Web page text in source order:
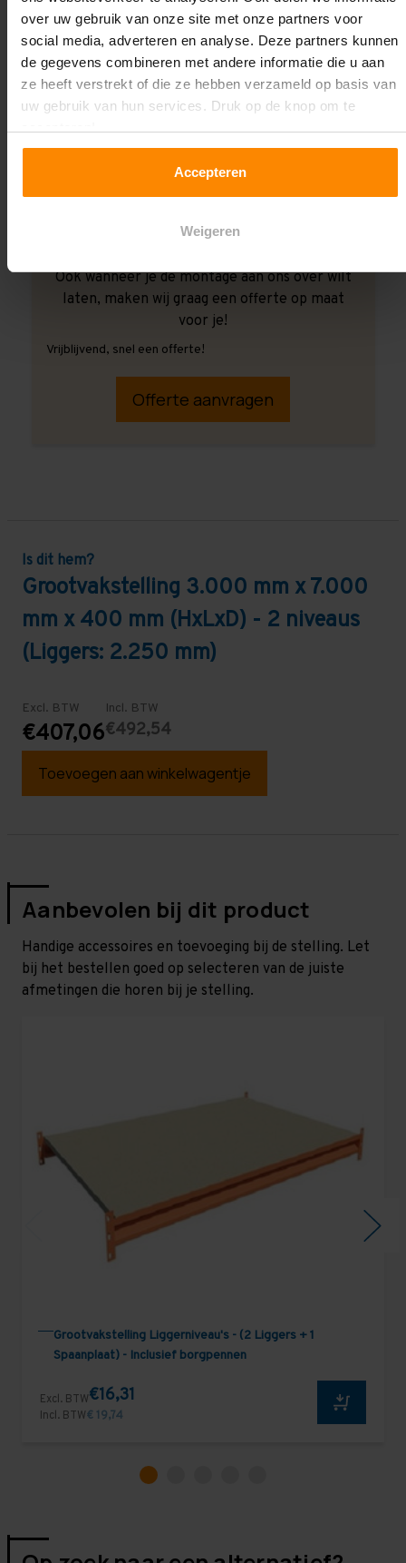
over uw gebruik van onze site met onze partners voor
social media, adverteren en analyse. Deze partners kunnen
de gegevens combineren met andere informatie die u aan
ze heeft verstrekt of die ze hebben verzameld op basis van
uw gebruik van hun services. Druk op de knop om te
Accepteren
Weigeren
Ook wanneer je de montage aan ons over wilt
laten, maken wij graag een offerte op maat
voor je!
Vrijblijvend, snel een offerte!
Offerte aanvragen
Is dit hem?
Grootvakstelling 3.000 mm x 7.000
mm x 400 mm (HxLxD) - 2 niveaus
(Liggers: 2.250 mm)
Excl. BTW
€407,06
Incl. BTW
€492,54
Toevoegen aan winkelwagentje
Aanbevolen bij dit product
Handige accessoires en toevoeging bij de stelling. Let
bij het bestellen goed op selecteren van de juiste
afmetingen die horen bij je stelling.
Grootvakstelling Liggerniveau's - (2 Liggers + 1
Spaanplaat) - Inclusief borgpennen
Excl. BTW€16,31
Incl. BTW€ 19,74